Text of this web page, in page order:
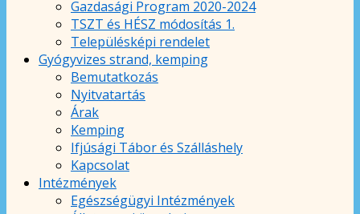
Gazdasági Program 2020-2024
TSZT és HÉSZ módosítás 1.
Településképi rendelet
Gyógyvizes strand, kemping
Bemutatkozás
Nyitvatartás
Árak
Kemping
Ifjúsági Tábor és Szálláshely
Kapcsolat
Intézmények
Egészségügyi Intézmények